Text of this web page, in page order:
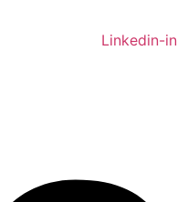
Linkedin-in